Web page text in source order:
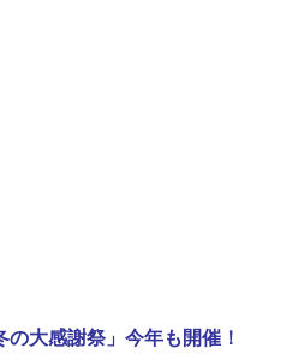
の⼤感謝祭」今年も開催！